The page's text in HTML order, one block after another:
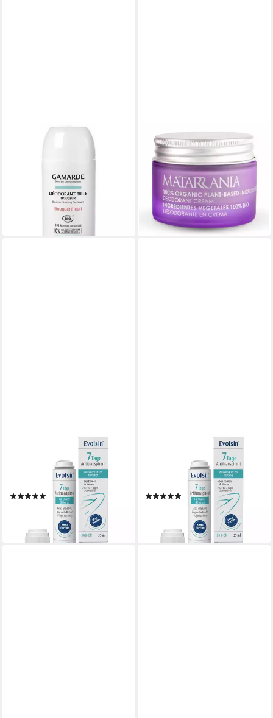
Deo-Spray Gamardeamarde,
Bio, Antitranspirant, blumig,
Deo-Roll-On, für Damen
(254,60 €/ 1 l)
lieferbar in 4 Wochen
MATARRANIA
Deo-Roller BIO CREAM
DEODORANT lemon and
thyme without baking soda
22,48 €
(749,33 €/ 1 l)
lieferbar - in 9-11 Werktagen bei
dir
Deo-Roller Antitranspirant -
Damen & Herren - Bis zu 7
Tagen schweißfrei
(1)
(42,71 €/ 100 ml)
lieferbar - in 3-4 Werktagen bei dir
Deo-Roller Antitranspirant -
Damen & Herren - Bis zu 7
Tagen schweißfrei
(1)
(42,71 €/ 100 ml)
lieferbar - in 3-4 Werktagen bei dir